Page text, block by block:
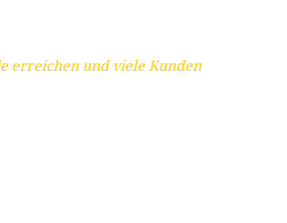
erreichen und viele Kunden